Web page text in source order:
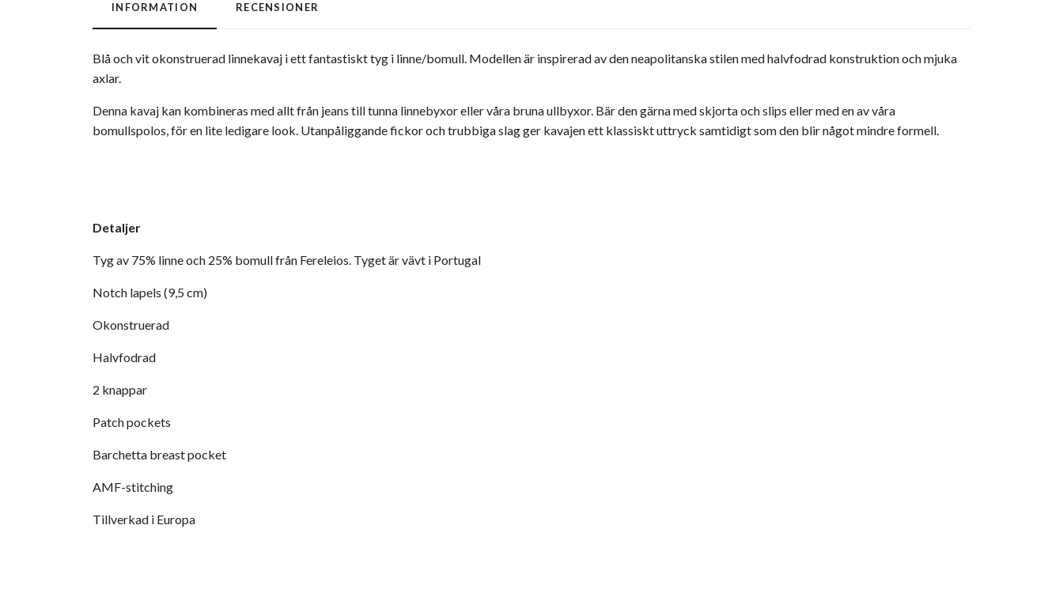
INFORMATION RECENSIONER
Blå och vit okonstruerad linnekavaj i ett fantastiskt tyg i linne/bomull. Modellen är inspirerad av den neapolitanska stilen med halvfodrad konstruktion och mjuka
axlar.
Denna kavaj kan kombineras med allt från jeans till tunna linnebyxor eller våra bruna ullbyxor. Bär den gärna med skjorta och slips eller med en av våra
bomullspolos, för en lite ledigare look. Utanpåliggande fickor och trubbiga slag ger kavajen ett klassiskt uttryck samtidigt som den blir något mindre formell.
Detaljer
Tyg av 75% linne och 25% bomull från Fereleios. Tyget är vävt i Portugal
Notch lapels (9,5 cm)
Okonstruerad
Halvfodrad
2 knappar
Patch pockets
Barchetta breast pocket
AMF-stitching
Tillverkad i Europa